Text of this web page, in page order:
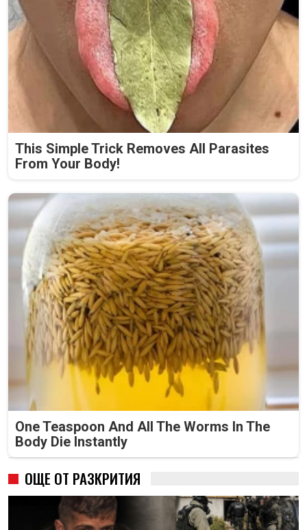
This Simple Trick Removes All Parasites
From Your Body!
One Teaspoon And All The Worms In The
Body Die Instantly
ОЩЕ ОТ РАЗКРИТИЯ